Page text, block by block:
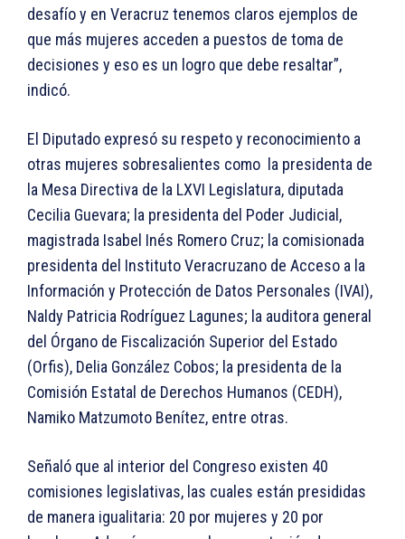
desafío y en Veracruz tenemos claros ejemplos de
que más mujeres acceden a puestos de toma de
decisiones y eso es un logro que debe resaltar”,
indicó.
El Diputado expresó su respeto y reconocimiento a
otras mujeres sobresalientes como la presidenta de
la Mesa Directiva de la LXVI Legislatura, diputada
Cecilia Guevara; la presidenta del Poder Judicial,
magistrada Isabel Inés Romero Cruz; la comisionada
presidenta del Instituto Veracruzano de Acceso a la
Información y Protección de Datos Personales (IVAI),
Naldy Patricia Rodríguez Lagunes; la auditora general
del Órgano de Fiscalización Superior del Estado
(Orfis), Delia González Cobos; la presidenta de la
Comisión Estatal de Derechos Humanos (CEDH),
Namiko Matzumoto Benítez, entre otras.
Señaló que al interior del Congreso existen 40
comisiones legislativas, las cuales están presididas
de manera igualitaria: 20 por mujeres y 20 por